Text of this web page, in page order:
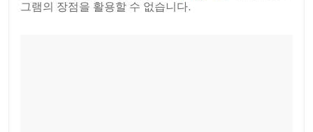
그램의 장점을 활용할 수 없습니다.